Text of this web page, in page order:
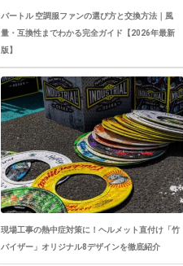
バートル 空調服ファンの選び方と交換方法｜風
量・互換性までわかる完全ガイド【2026年最新
版】
現場工事の熱中症対策に！ヘルメット直付け「竹
バイザー」オリジナル8デザインを徹底紹介